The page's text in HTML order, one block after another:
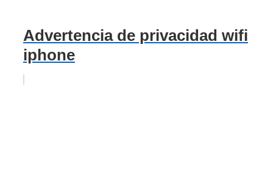
Advertencia de privacidad wifi
iphone